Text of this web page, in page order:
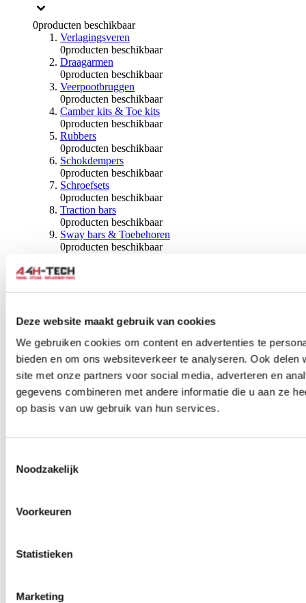
Deze website maakt gebruik van cookies
We gebruiken cookies om content en advertenties te
bieden en om ons websiteverkeer te analyseren. Ook
site met onze partners voor social media, adverteren en
gegevens combineren met andere informatie die u aan ze
op basis van uw gebruik van hun services.
Noodzakelijk
Voorkeuren
Statistieken
Marketing
0producten beschikbaar
Verlagingsveren
0producten beschikbaar
Draagarmen
0producten beschikbaar
Veerpootbruggen
0producten beschikbaar
Camber kits & Toe kits
0producten beschikbaar
Rubbers
0producten beschikbaar
Schokdempers
0producten beschikbaar
Schroefsets
0producten beschikbaar
Traction bars
0producten beschikbaar
Sway bars & Toebehoren
0producten beschikbaar
0producten beschikbaar
Wiellagers & Naven
0producten beschikbaar
0producten beschikbaar
Spoorverbreders
0producten beschikbaar
Wielmoeren
0producten beschikbaar
Draadeinden
0 producten beschikbaar
0producten beschikbaar